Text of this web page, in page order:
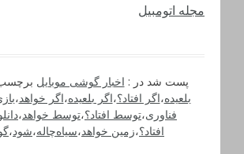
مجله اتومبیل
پست شد در : اخبار گوشی موبایل
بلعیده،اگر افتاد؟،اگر بلعیده،اگر خواهد،
فناوری،توسط افتاد؟،توسط خواهد،
افتاد؟،زمین خواهد،سیاه‌چاله،شود،